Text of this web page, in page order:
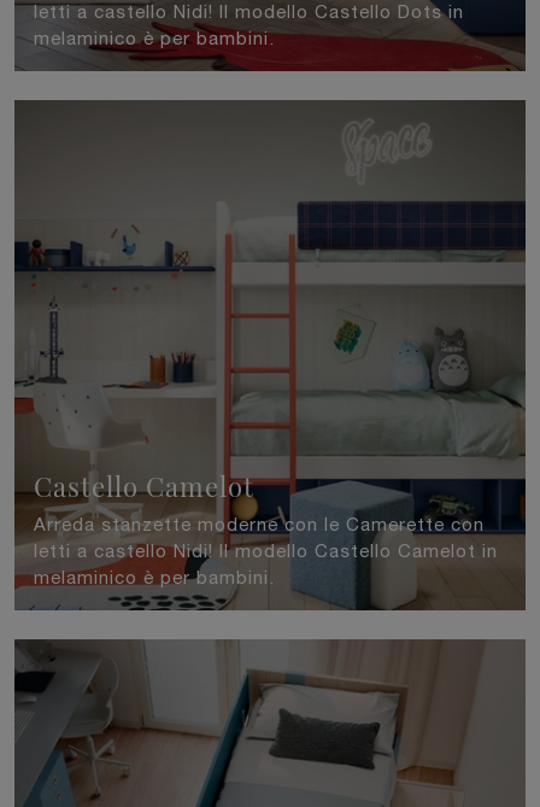
letti a castello Nidi! Il modello Castello Dots in
melaminico è per bambini.
Castello Camelot
Arreda stanzette moderne con le Camerette con
letti a castello Nidi! Il modello Castello Camelot in
melaminico è per bambini.